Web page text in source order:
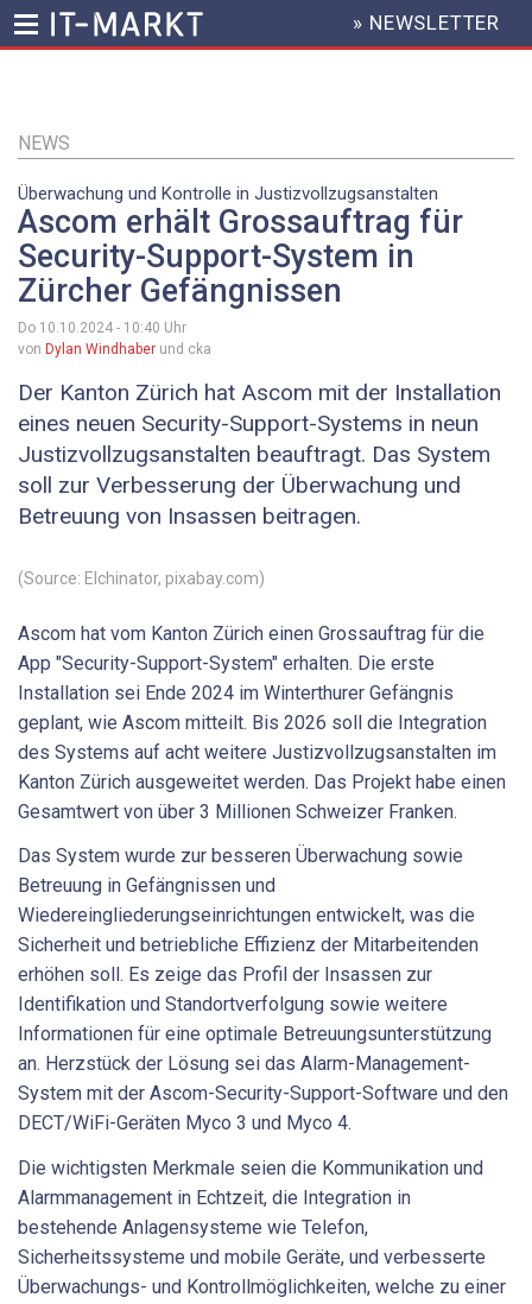
Inhalt
HEADER
MENU
» NEWSLETTER
NEWS
Überwachung und Kontrolle in Justizvollzugsanstalten
Ascom erhält Grossauftrag für
Security-Support-System in
Zürcher Gefängnissen
Do 10.10.2024 - 10:40 Uhr
von Dylan Windhaber und cka
Der Kanton Zürich hat Ascom mit der Installation
eines neuen Security-Support-Systems in neun
Justizvollzugsanstalten beauftragt. Das System
soll zur Verbesserung der Überwachung und
Betreuung von Insassen beitragen.
(Source: Elchinator, pixabay.com)
Ascom hat vom Kanton Zürich einen Grossauftrag für die
App "Security-Support-System" erhalten. Die erste
Installation sei Ende 2024 im Winterthurer Gefängnis
geplant, wie Ascom mitteilt. Bis 2026 soll die Integration
des Systems auf acht weitere Justizvollzugsanstalten im
Kanton Zürich ausgeweitet werden. Das Projekt habe einen
Gesamtwert von über 3 Millionen Schweizer Franken.
Das System wurde zur besseren Überwachung sowie
Betreuung in Gefängnissen und
Wiedereingliederungseinrichtungen entwickelt, was die
Sicherheit und betriebliche Effizienz der Mitarbeitenden
erhöhen soll. Es zeige das Profil der Insassen zur
Identifikation und Standortverfolgung sowie weitere
Informationen für eine optimale Betreuungsunterstützung
an. Herzstück der Lösung sei das Alarm-Management-
System mit der Ascom-Security-Support-Software und den
DECT/WiFi-Geräten Myco 3 und Myco 4.
Die wichtigsten Merkmale seien die Kommunikation und
Alarmmanagement in Echtzeit, die Integration in
bestehende Anlagensysteme wie Telefon,
Sicherheitssysteme und mobile Geräte, und verbesserte
Überwachungs- und Kontrollmöglichkeiten, welche zu einer